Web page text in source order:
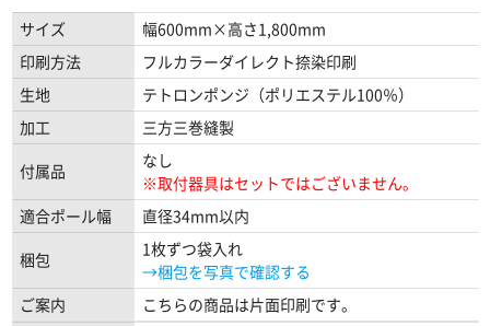
サイズ
幅600mm×高さ1,800mm
印刷方法
フルカラーダイレクト捺染印刷
生地
テトロンポンジ（ポリエステル100％）
加工
三方三巻縫製
付属品
なし
※取付器具はセットではございません。
適合ポール幅
直径34mm以内
梱包
1枚ずつ袋入れ
→梱包を写真で確認する
ご案内
こちらの商品は片面印刷です。